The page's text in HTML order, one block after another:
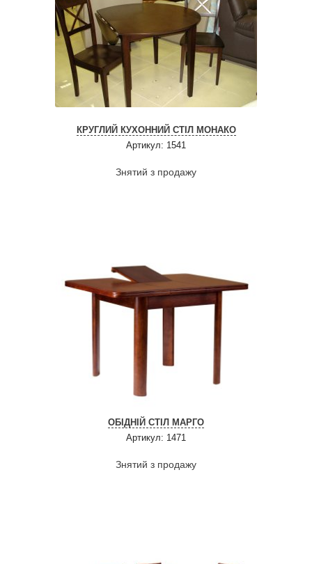
КРУГЛИЙ КУХОННИЙ СТІЛ МОНАКО
Артикул: 1541
Знятий з продажу
ОБІДНІЙ СТІЛ МАРГО
Артикул: 1471
Знятий з продажу